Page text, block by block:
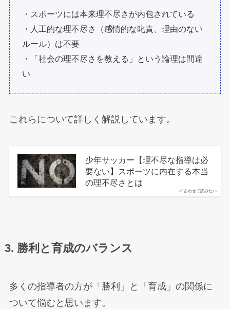
・スポーツには本来理不尽さが内包されている
・人工的な理不尽さ（感情的な叱責、理由のない
ルール）は不要
・「社会の理不尽さを教える」という論理は間違
い
これらについて詳しく解説しています。
あわせて読みたい
少年サッカー【理不尽な指導は必
要ない】スポーツに内在する本当
の理不尽さとは
3. 勝利と育成のバランス
多くの指導者の方が「勝利」と「育成」の関係に
ついて悩むと思います。